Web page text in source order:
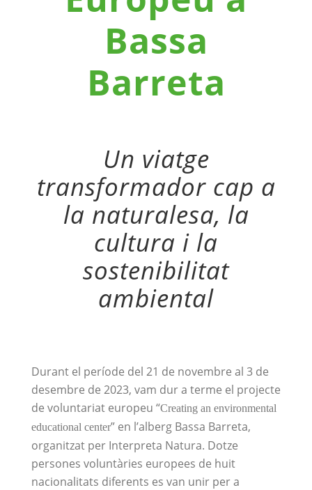
Bassa
Barreta
Un viatge
transformador cap a
la naturalesa, la
cultura i la
sostenibilitat
ambiental
Durant el període del 21 de novembre al 3 de
desembre de 2023, vam dur a terme el projecte
de voluntariat europeu “Creating an environmental
educational center” en l’alberg Bassa Barreta,
organitzat per Interpreta Natura. Dotze
persones voluntàries europees de huit
nacionalitats diferents es van unir per a